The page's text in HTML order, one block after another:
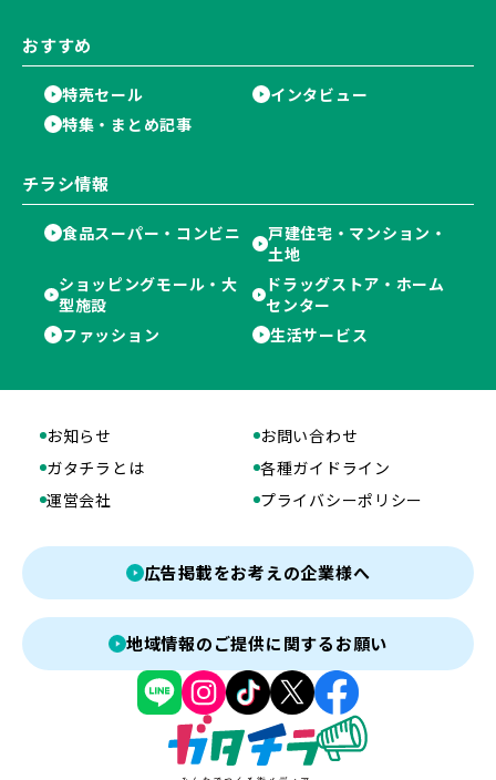
おすすめ
特売セール
インタビュー
特集・まとめ記事
チラシ情報
食品スーパー・コンビニ
戸建住宅・マンション・
土地
ショッピングモール・大
型施設
ドラッグストア・ホーム
センター
ファッション
生活サービス
お知らせ
お問い合わせ
ガタチラとは
各種ガイドライン
運営会社
プライバシーポリシー
広告掲載をお考えの企業様へ
地域情報のご提供に関するお願い